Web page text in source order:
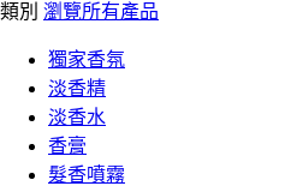
類別 瀏覽所有產品
獨家香氛
淡香精
淡香水
香膏
髮香噴霧